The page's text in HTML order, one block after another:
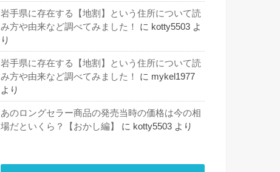
岩手県に存在する【地割】という住所について読
み方や由来など調べてみました！
に kotty5503 よ
り
岩手県に存在する【地割】という住所について読
み方や由来など調べてみました！
に mykel1977
より
あのロングセラー商品の発売当時の価格は今の相
場だといくら？【おかし編】
に kotty5503 より